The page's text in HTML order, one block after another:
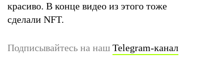
красиво. В конце видео из этого тоже
сделали NFT.
Подписывайтесь на наш Telegram-канал